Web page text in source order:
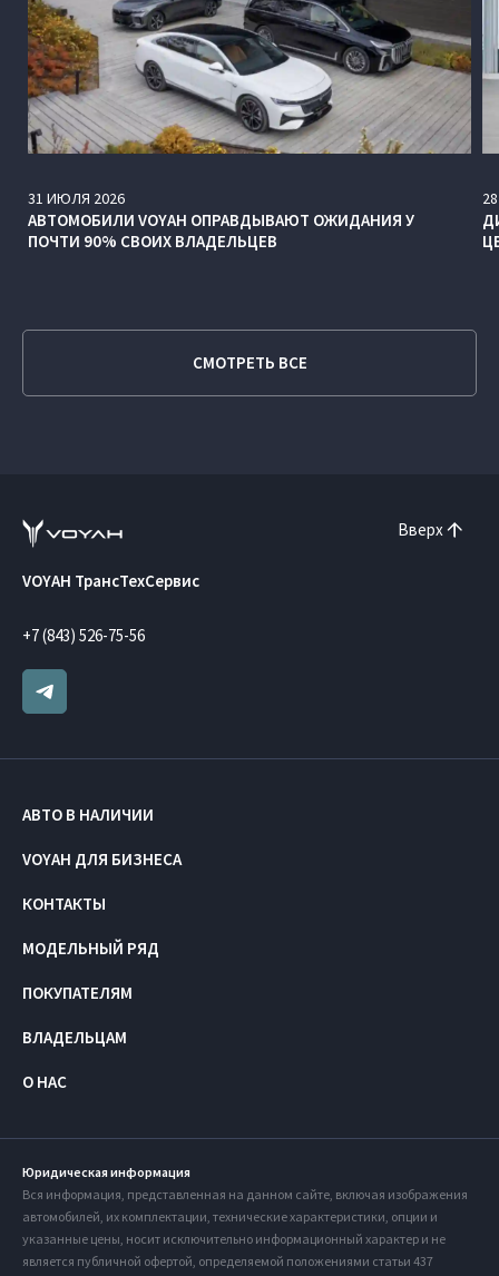
31 ИЮЛЯ 2026
АВТОМОБИЛИ VOYAH ОПРАВДЫВАЮТ ОЖИДАНИЯ У
ПОЧТИ 90% СВОИХ ВЛАДЕЛЬЦЕВ
28
СМОТРЕТЬ ВСЕ
Вверх
VOYAH ТрансТехСервис
+7 (843) 526-75-56
АВТО В НАЛИЧИИ
VOYAH ДЛЯ БИЗНЕСА
КОНТАКТЫ
МОДЕЛЬНЫЙ РЯД
ПОКУПАТЕЛЯМ
ВЛАДЕЛЬЦАМ
О НАС
Юридическая информация
Вся информация, представленная на данном сайте, включая изображения
автомобилей, их комплектации, технические характеристики, опции и
указанные цены, носит исключительно информационный характер и не
является публичной офертой, определяемой положениями статьи 437